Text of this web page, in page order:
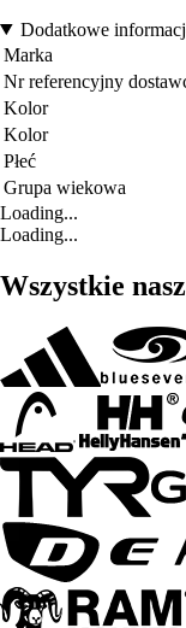
Dodatkowe
Marka
Nr referencyjny
Kolor
Kolor
Płeć
Grupa wiekowa
Loading...
Loading...
Wszystkie